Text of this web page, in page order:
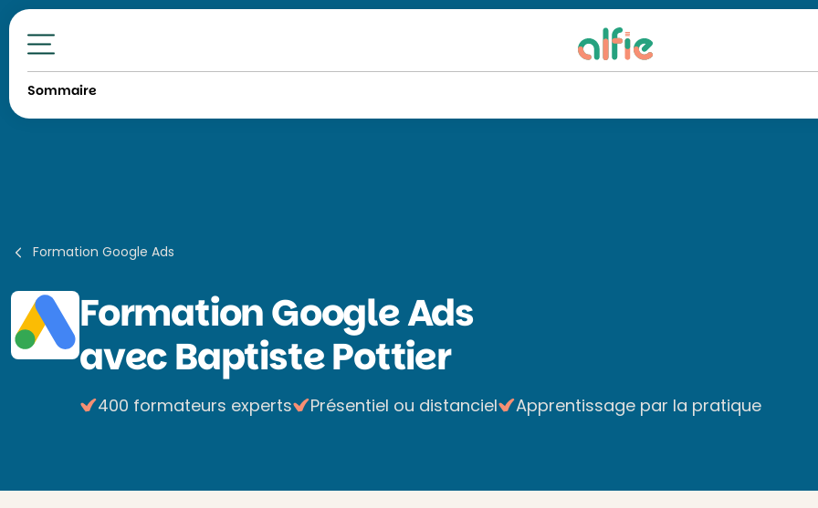
Toutes nos formations
Sommaire
Formation Google Ads
FormationGoogle Ads
avec Baptiste Pottier
400 formateurs experts Présentiel ou distanciel Apprentissage par la pratique